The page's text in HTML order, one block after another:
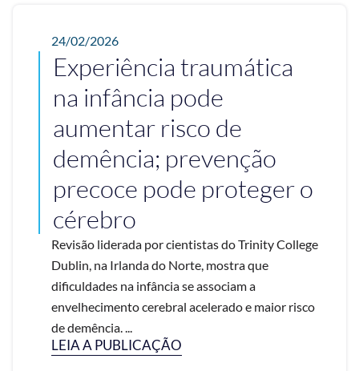
24/02/2026
Experiência traumática
na infância pode
aumentar risco de
demência; prevenção
precoce pode proteger o
cérebro
Revisão liderada por cientistas do Trinity College
Dublin, na Irlanda do Norte, mostra que
dificuldades na infância se associam a
envelhecimento cerebral acelerado e maior risco
de demência. ...
LEIA A PUBLICAÇÃO